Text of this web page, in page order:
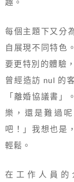
每個主題下又分
自展現不同特色
要更特別的體驗
曾經造訪 nul 的
「離婚協議書」
樂，還是難過
吧！」我想也是
輕鬆。
在工作人員的